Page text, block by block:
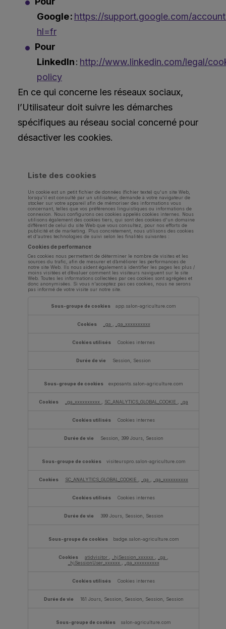
Google : https://support.google.com/
hl=fr
Pour
LinkedIn: http://www.linkedin.com/legal/
policy
En ce qui concerne les réseaux sociaux,
l’Utilisateur doit suivre les démarches
spécifiques au réseau social concerné pour
désactiver les cookies.
Liste des cookies
Un cookie est un petit fichier de données (fichier texte) qu'un site Web,
lorsqu'il est consulté par un utilisateur, demande à votre navigateur de
stocker sur votre appareil afin de mémoriser des informations vous
concernant, telles que vos préférences linguistiques ou informations de
connexion. Nous configurons ces cookies appelés cookies internes. Nous
utilisons également des cookies tiers, qui sont des cookies d'un domaine
différent de celui du site Web que vous consultez, pour nos efforts de
publicité et de marketing. Plus concrètement, nous utilisons des cookies
et d'autres technologies de suivi selon les finalités suivantes :
Cookies de performance
Ces cookies nous permettent de déterminer le nombre de visites et les
sources du trafic, afin de mesurer et d’améliorer les performances de
notre site Web. Ils nous aident également à identifier les pages les plus /
moins visitées et d’évaluer comment les visiteurs naviguent sur le site
Web. Toutes les informations collectées par ces cookies sont agrégées et
donc anonymisées. Si vous n'acceptez pas ces cookies, nous ne serons
pas informé de votre visite sur notre site.
app.salon-agriculture.com
_ga _ga_xxxxxxxxxx
Cookies internes
Session, Session
exposants.salon-agriculture.com
_ga_xxxxxxxxxx SC_ANALYTICS_GLOBAL_COOKIE _ga
Cookies internes
Session, 399 Jours, Session
visiteurspro.salon-agriculture.com
SC_ANALYTICS_GLOBAL_COOKIE _ga _ga_xxxxxxxxxx
Cookies internes
399 Jours, Session, Session
badge.salon-agriculture.com
atidvisitor _hjSession_xxxxxx _ga
_hjSessionUser_xxxxxx
_ga_xxxxxxxxxx
Cookies internes
181 Jours, Session, Session, Session, Session
salon-agriculture.com